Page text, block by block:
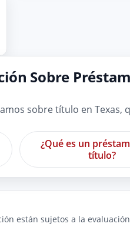
Sobre
sobre título en Texas,
¿Qué es un
título?
están sujetos a la